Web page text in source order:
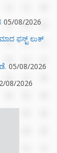
05/08/2026
ಫಸ್ಟ್‌ ಲುಕ್‌
05/08/2026
08/2026